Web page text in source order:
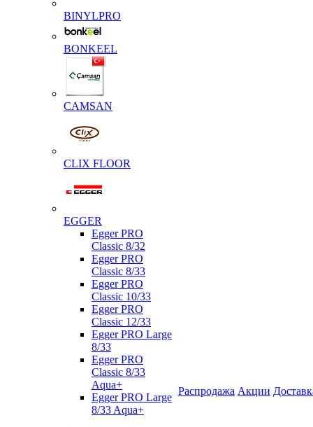
BINYLPRO
BONKEEL
CAMSAN
CLIX FLOOR
EGGER
Egger PRO
Classic 8/32
Egger PRO
Classic 8/33
Egger PRO
Classic 10/33
Egger PRO
Classic 12/33
Egger PRO Large
8/33
Egger PRO
Classic 8/33
Aqua+
Egger PRO Large
8/33 Aqua+
Распродажа Акции